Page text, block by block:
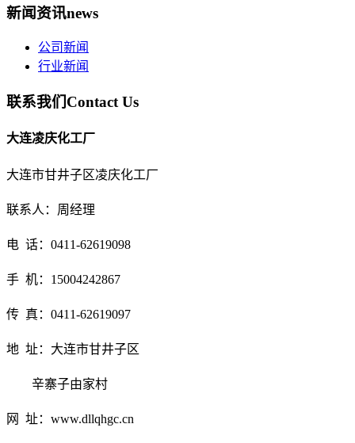
新闻资讯news
公司新闻
行业新闻
联系我们Contact Us
大连凌庆化工厂
大连市甘井子区凌庆化工厂
联系人： 周经理
电 话：0411-62619098
手 机：15004242867
传 真：0411-62619097
地 址：大连市甘井子区
辛寨子由家村
网 址：www.dllqhgc.cn